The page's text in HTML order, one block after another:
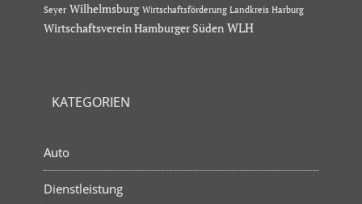
Seyer Wilhelmsburg Wirtschaftsförderung Landkreis Harburg
Wirtschaftsverein Hamburger Süden WLH
KATEGORIEN
Auto
Dienstleistung